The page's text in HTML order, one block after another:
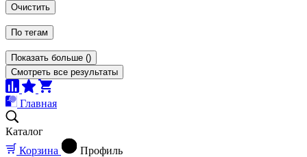
Очистить
По тегам
Показать больше ()
Смотреть все результаты
Главная
Каталог
Корзина
Профиль